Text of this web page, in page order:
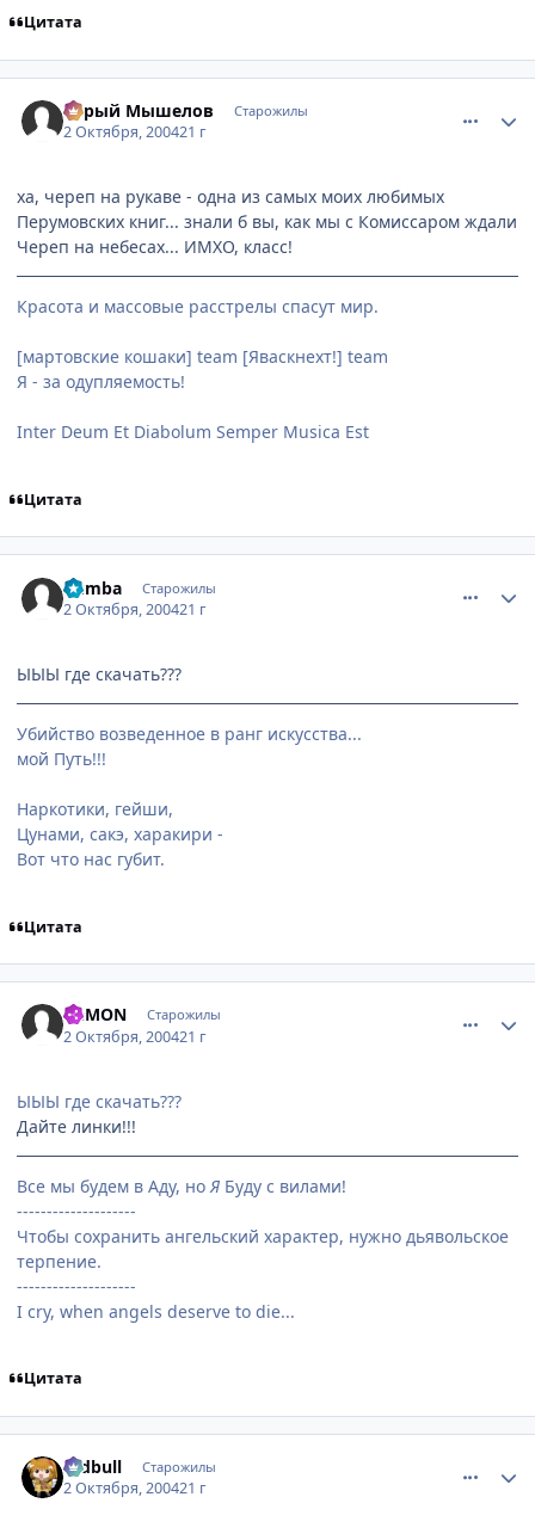
Цитата
Серый Мышелов Старожилы
2 Октября, 200421 г
ха, череп на рукаве - одна из самых моих любимых
Перумовских книг... знали б вы, как мы с Комиссаром ждали
Череп на небесах... ИМХО, класс!
Красота и массовые расстрелы спасут мир.
[мартовские кошаки] team [Яваскнехт!] team
Я - за одупляемость!
Inter Deum Et Diabolum Semper Musica Est
Цитата
Pumba Старожилы
2 Октября, 200421 г
ЫЫЫ где скачать???
Убийство возведенное в ранг искусства...
мой Путь!!!
Наркотики, гейши,
Цунами, сакэ, харакири -
Вот что нас губит.
Цитата
DeMON Старожилы
2 Октября, 200421 г
ЫЫЫ где скачать???
Дайте линки!!!
Все мы будем в Аду, но Я Буду с вилами!
--------------------
Чтобы сохранить ангельский характер, нужно дьявольское
терпение.
--------------------
I cry, when angels deserve to die...
Цитата
redbull Старожилы
2 Октября, 200421 г